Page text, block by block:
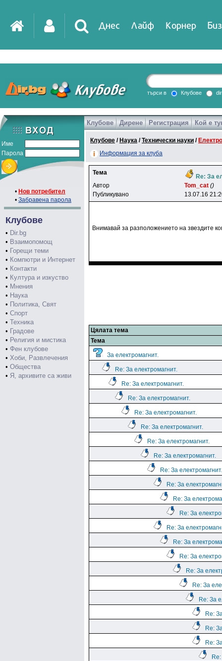
Днес Лайф Корнер
DirTV Impressio
Games
търси в Клубове
Име
Парола
• Нов потребител
• Забравена парола
Клубове
• Dir.bg
• Взаимопомощ
• Горещи теми
• Компютри и Интернет
• Контакти
• Култура и изкуство
• Мнения
• Наука
• Политика, Свят
• Спорт
• Техника
• Градове
• Религия и мистика
• Фен клубове
• Хоби, Развлечения
• Общества
• Я, архивите са живи
Клубове Дирене Регистрация Кой е
Клубове / Наука /Технически науки /
Информация за клуба
Тема
Re: За
Автор
Tom_cat ()
Публикувано
13.07.16
Внимавай за разположението на звездите
Цялата тема
Тема
За електромагнит.
Re: За електромагнит.
Re: За електромагнит.
Re: За електромагнит.
Re: За електромагнит.
Re: За електромагнит.
Re: За електромагнит.
Re: За електромагнит.
Re: За електромагнит.
Re: За
Re: За
Re: За
Re: За
Re: За
Re: За
Re: За
Re: За
Re: За
Re:
Re:
Re: